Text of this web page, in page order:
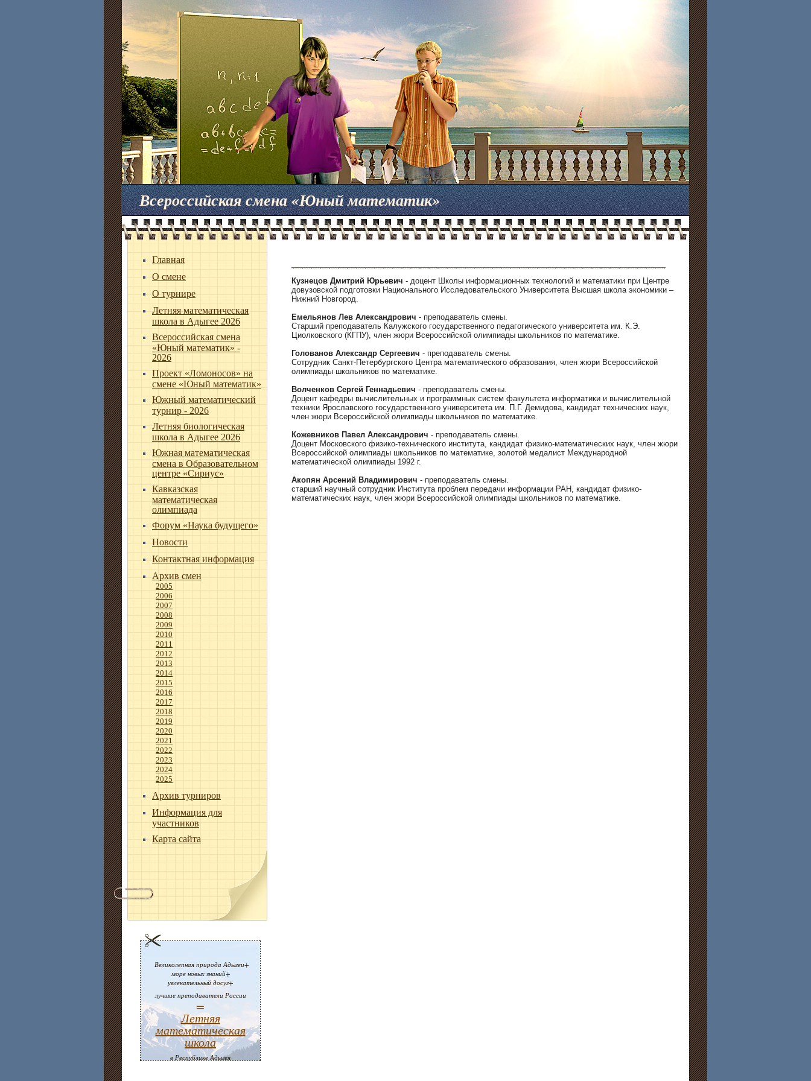
Всероссийская смена «Юный математик»
Главная
О смене
О турнире
Летняя математическая
школа в Адыгее 2026
Всероссийская смена
«Юный математик» -
2026
Проект «Ломоносов» на
смене «Юный математик»
Южный математический
турнир - 2026
Летняя биологическая
школа в Адыгее 2026
Южная математическая
смена в Образовательном
центре «Сириус»
Кавказская
математическая
олимпиада
Форум «Наука будущего»
Новости
Контактная информация
Архив смен
2005
2006
2007
2008
2009
2010
2011
2012
2013
2014
2015
2016
2017
2018
2019
2020
2021
2022
2023
2024
2025
Архив турниров
Информация для
участников
Карта сайта
Великолепная природа Адыгеи+
море новых знаний+
увлекательный досуг+
лучшие преподаватели России
=
Летняя
математическая
школа
в Республике Адыгея
Кузнецов Дмитрий Юрьевич - доцент Школы информационных технологий и математики при Центре
довузовской подготовки Национального Исследовательского Университета Высшая школа экономики –
Нижний Новгород.
Емельянов Лев Александрович - преподаватель смены.
Старший преподаватель Калужского государственного педагогического университета им. К.Э.
Циолковского (КГПУ), член жюри Всероссийской олимпиады школьников по математике.
Голованов Александр Сергеевич - преподаватель смены.
Cотрудник Санкт-Петербургского Центра математического образования, член жюри Всероссийской
олимпиады школьников по математике.
Волченков Сергей Геннадьевич - преподаватель смены.
Доцент кафедры вычислительных и программных систем факультета информатики и вычислительной
техники Ярославского государственного университета им. П.Г. Демидова, кандидат технических наук,
член жюри Всероссийской олимпиады школьников по математике.
Кожевников Павел Александрович - преподаватель смены.
Доцент Московского физико-технического института, кандидат физико-математических наук, член жюри
Всероссийской олимпиады школьников по математике, золотой медалист Международной
математической олимпиады 1992 г.
Акопян Арсений Владимирович - преподаватель смены.
старший научный сотрудник Института проблем передачи информации РАН, кандидат физико-
математических наук, член жюри Всероссийской олимпиады школьников по математике.